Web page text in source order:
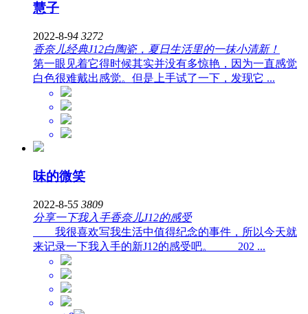
慧子
2022-8-94 3272
香奈儿经典J12白陶瓷，夏日生活里的一抹小清新！
第一眼见着它得时候其实并没有多惊艳，因为一直感觉
白色很难戴出感觉。但是上手试了一下，发现它 ...
味的微笑
2022-8-55 3809
分享一下我入手香奈儿J12的感受
我很喜欢写我生活中值得纪念的事件，所以今天就
来记录一下我入手的新J12的感受吧。 202 ...